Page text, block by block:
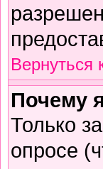
Вернуться
Почему
Только
опросе